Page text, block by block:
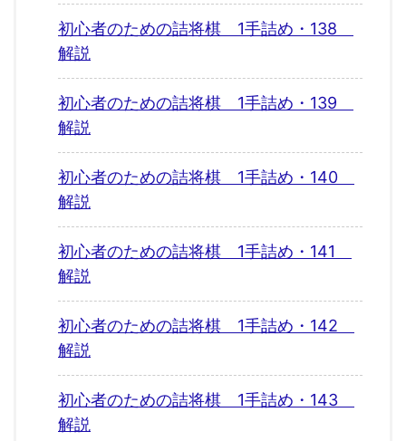
初心者のための詰将棋 1手詰め・138
解説
初心者のための詰将棋 1手詰め・139
解説
初心者のための詰将棋 1手詰め・140
解説
初心者のための詰将棋 1手詰め・141
解説
初心者のための詰将棋 1手詰め・142
解説
初心者のための詰将棋 1手詰め・143
解説